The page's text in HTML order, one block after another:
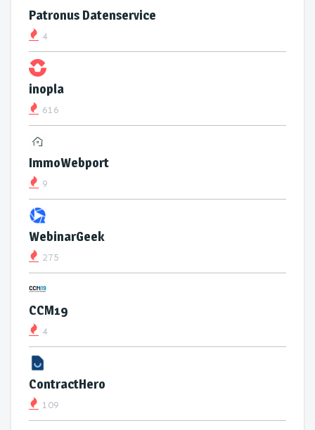
Patronus Datenservice
4
inopla
616
ImmoWebport
9
WebinarGeek
275
CCM19
4
ContractHero
109